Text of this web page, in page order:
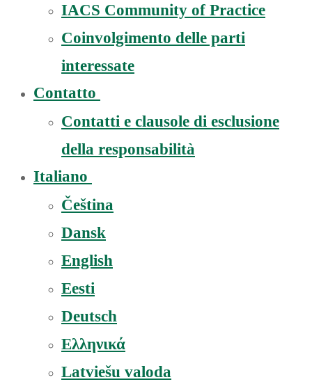
IACS Community of Practice
Coinvolgimento delle parti
interessate
Contatto
Contatti e clausole di esclusione
della responsabilità
Italiano
Čeština
Dansk
English
Eesti
Deutsch
Ελληνικά
Latviešu valoda